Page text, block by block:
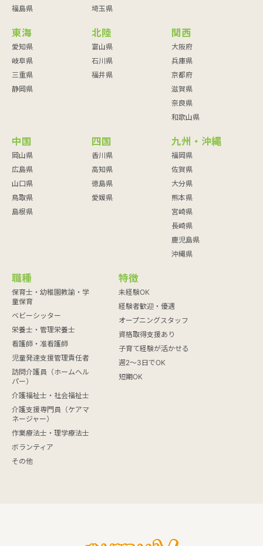
福島県
埼玉県
東海
愛知県
岐阜県
三重県
静岡県
北陸
富山県
石川県
福井県
関西
大阪府
兵庫県
京都府
滋賀県
奈良県
和歌山県
中国
岡山県
広島県
山口県
鳥取県
島根県
四国
香川県
高知県
徳島県
愛媛県
九州・沖縄
福岡県
佐賀県
大分県
熊本県
宮崎県
長崎県
鹿児島県
沖縄県
職種
保育士・幼稚園教諭・学
童保育
ベビーシッター
栄養士・管理栄養士
看護師・准看護師
児童発達支援管理責任者
訪問介護員（ホームヘル
パー）
介護福祉士・社会福祉士
介護支援専門員（ケアマ
ネージャー）
作業療法士・理学療法士
ボランティア
その他
特徴
未経験OK
経験者歓迎・優遇
オープニングスタッフ
資格取得支援あり
子育て経験が活かせる
週2～3日でOK
短期OK